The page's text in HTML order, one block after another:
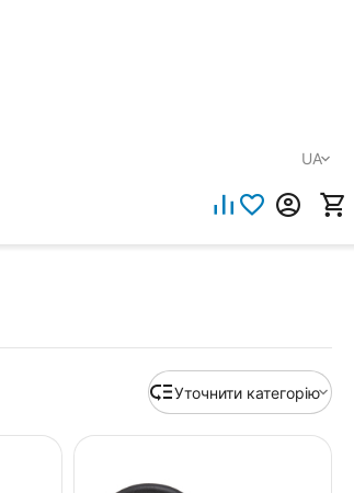
UA
Уточнити категорію